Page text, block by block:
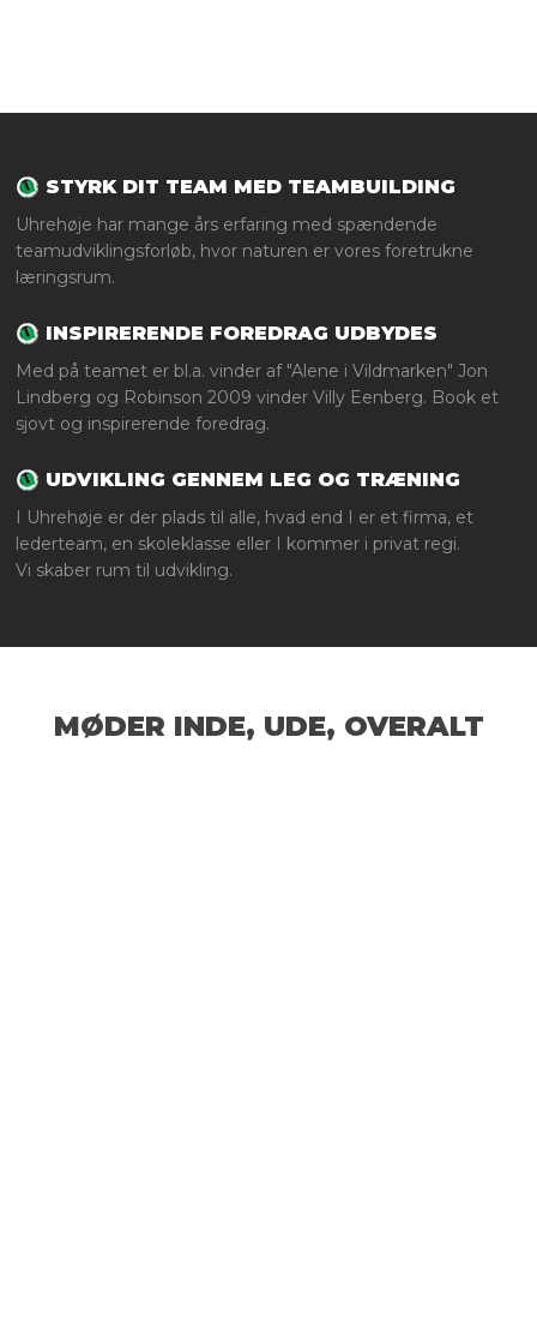
STYRK DIT TEAM MED TEAMBUILDING
Uhrehøje har mange års erfaring med spændende
teamudviklingsforløb, hvor naturen er vores foretrukne
læringsrum.
INSPIRERENDE FOREDRAG UDBYDES
Med på teamet er bl.a. vinder af "Alene i Vildmarken" Jon
Lindberg og Robinson 2009 vinder Villy Eenberg. Book et
sjovt og inspirerende foredrag.
UDVIKLING GENNEM LEG OG TRÆNING
I Uhrehøje er der plads til alle, hvad end I er et firma, et
lederteam, en skoleklasse eller I kommer i privat regi.
Vi skaber rum til udvikling.
MØDER INDE, UDE, OVERALT